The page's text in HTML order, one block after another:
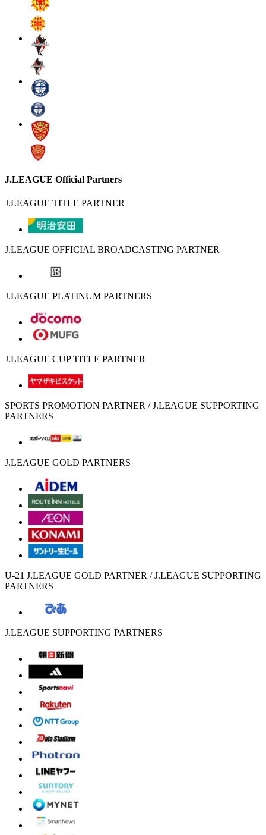
J.LEAGUE Official Partners
J.LEAGUE TITLE PARTNER
J.LEAGUE OFFICIAL BROADCASTING PARTNER
J.LEAGUE PLATINUM PARTNERS
J.LEAGUE CUP TITLE PARTNER
SPORTS PROMOTION PARTNER / J.LEAGUE SUPPORTING
PARTNERS
J.LEAGUE GOLD PARTNERS
U-21 J.LEAGUE GOLD PARTNER / J.LEAGUE SUPPORTING
PARTNERS
J.LEAGUE SUPPORTING PARTNERS